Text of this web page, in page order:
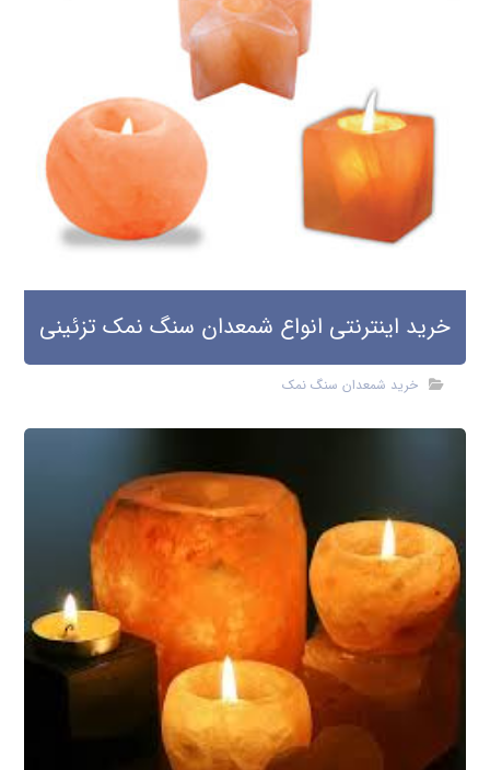
خرید اینترنتی انواع شمعدان سنگ نمک تزئینی
خرید شمعدان سنگ نمک